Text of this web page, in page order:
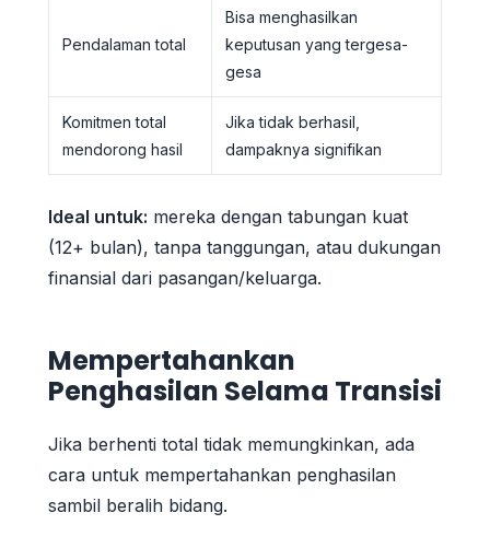
Pendalaman total
Bisa menghasilkan
keputusan yang tergesa-
gesa
Komitmen total
mendorong hasil
Jika tidak berhasil,
dampaknya signifikan
Ideal untuk: mereka dengan tabungan kuat
(12+ bulan), tanpa tanggungan, atau dukungan
finansial dari pasangan/keluarga.
Mempertahankan
Penghasilan Selama Transisi
Jika berhenti total tidak memungkinkan, ada
cara untuk mempertahankan penghasilan
sambil beralih bidang.